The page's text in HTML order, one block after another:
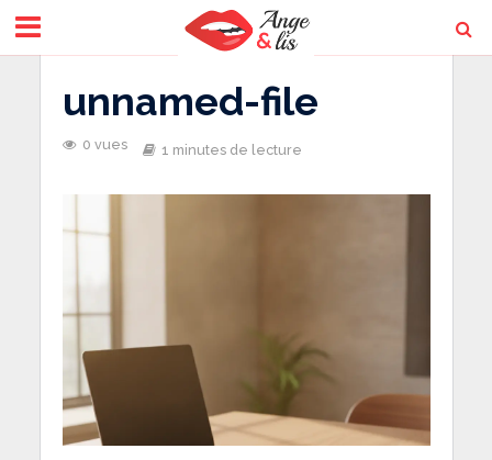
unnamed-file
0 vues 1 minutes de lecture